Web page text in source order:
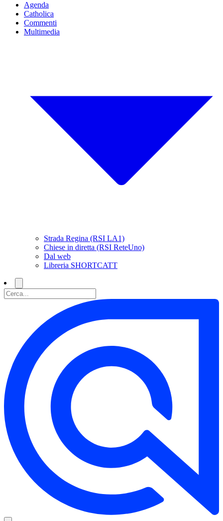
Agenda
Catholica
Commenti
Multimedia
Strada Regina (RSI LA1)
Chiese in diretta (RSI ReteUno)
Dal web
Libreria SHORTCATT